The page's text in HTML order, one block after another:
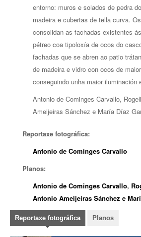
entorno: muros e solados de pedra
madeira e cubertas de tella curva.
consolidan as fachadas existentes
pétreo coa tipoloxía de ocos do
fachadas que se abren ao patio
de madeira e vidro con ocos de
conseguindo unha maior iluminación
Antonio de Cominges Carvallo,
Ameijeiras Sánchez e María Díaz
Reportaxe fotográfica:
Antonio de Cominges Carvallo
Planos:
Antonio de Cominges Carvallo,
Antonio Ameijeiras Sánchez e
Reportaxe fotográfica Planos